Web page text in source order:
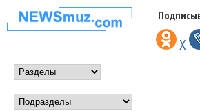
Перейти к основному
содержанию
НОВОСТИ
МУЗЫКИ И
ШОУ БИЗНЕСА
X
Main menu